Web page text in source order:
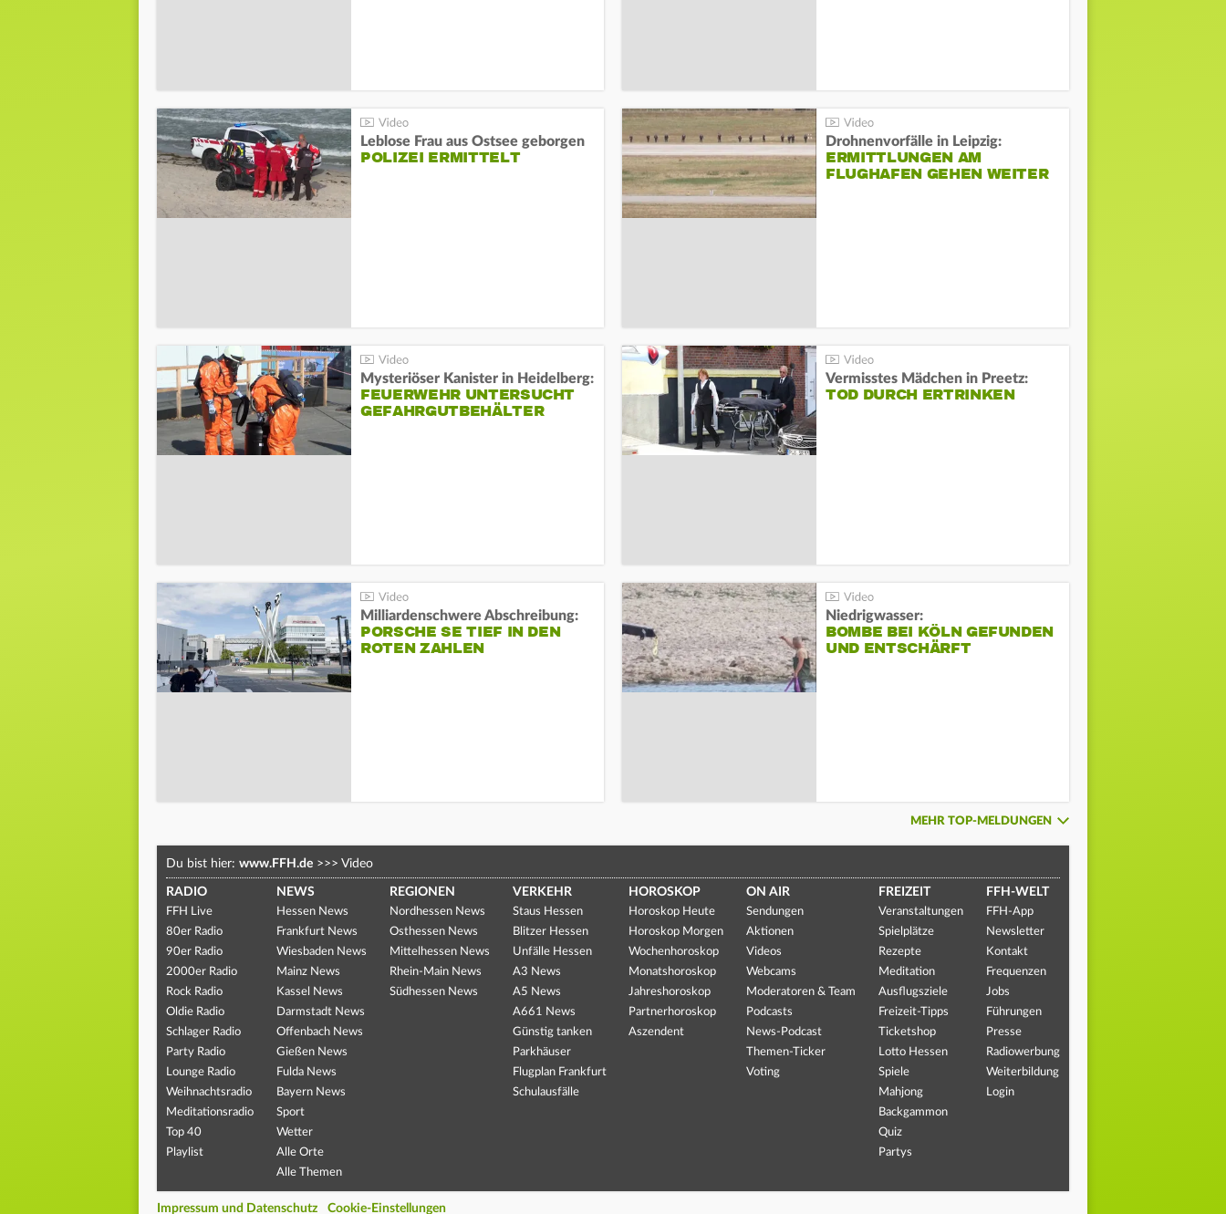
Leblose Frau aus Ostsee geborgen
POLIZEI ERMITTELT
Drohnenvorfälle in Leipzig:
ERMITTLUNGEN AM
FLUGHAFEN GEHEN WEITER
Mysteriöser Kanister in Heidelberg:
FEUERWEHR UNTERSUCHT
GEFAHRGUTBEHÄLTER
Vermisstes Mädchen in Preetz:
TOD DURCH ERTRINKEN
Milliardenschwere Abschreibung:
PORSCHE SE TIEF IN DEN
ROTEN ZAHLEN
Niedrigwasser:
BOMBE BEI KÖLN GEFUNDEN
UND ENTSCHÄRFT
MEHR TOP-MELDUNGEN
Du bist hier: www.FFH.de >>> Video
RADIO
FFH Live
80er Radio
90er Radio
2000er Radio
Rock Radio
Oldie Radio
Schlager Radio
Party Radio
Lounge Radio
Weihnachtsradio
Meditationsradio
Top 40
Playlist
NEWS
Hessen News
Frankfurt News
Wiesbaden News
Mainz News
Kassel News
Darmstadt News
Offenbach News
Gießen News
Fulda News
Bayern News
Sport
Wetter
Alle Orte
Alle Themen
REGIONEN
Nordhessen News
Osthessen News
Mittelhessen News
Rhein-Main News
Südhessen News
VERKEHR
Staus Hessen
Blitzer Hessen
Unfälle Hessen
A3 News
A5 News
A661 News
Günstig tanken
Parkhäuser
Flugplan Frankfurt
Schulausfälle
HOROSKOP
Horoskop Heute
Horoskop Morgen
Wochenhoroskop
Monatshoroskop
Jahreshoroskop
Partnerhoroskop
Aszendent
ON AIR
Sendungen
Aktionen
Videos
Webcams
Moderatoren & Team
Podcasts
News-Podcast
Themen-Ticker
Voting
FREIZEIT
Veranstaltungen
Spielplätze
Rezepte
Meditation
Ausflugsziele
Freizeit-Tipps
Ticketshop
Lotto Hessen
Spiele
Mahjong
Backgammon
Quiz
Partys
FFH-WELT
FFH-App
Newsletter
Kontakt
Frequenzen
Jobs
Führungen
Presse
Radiowerbung
Weiterbildung
Login
Impressum und Datenschutz Cookie-Einstellungen